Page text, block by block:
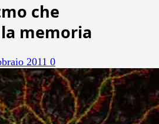
che
memoria
2011 0